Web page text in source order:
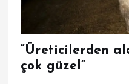
“Üreticilerden
çok güzel”